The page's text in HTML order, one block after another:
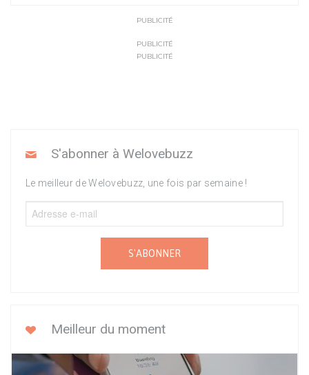
PUBLICITÉ
PUBLICITÉ
PUBLICITÉ
S'abonner à Welovebuzz
Le meilleur de Welovebuzz, une fois par semaine !
S'ABONNER
Meilleur du moment